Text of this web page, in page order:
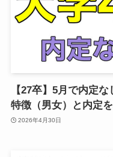
【27卒】5月で内定
特徴（男女）と内定
2026年4月30日